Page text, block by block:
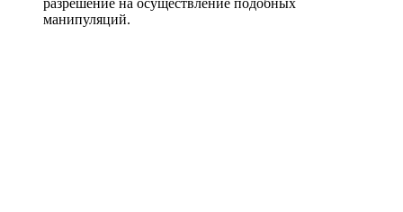
разрешение на осуществление подобных
манипуляций.